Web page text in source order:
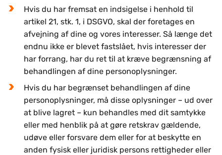
Hvis du har fremsat en indsigelse i henhold til
artikel 21, stk. 1, i DSGVO, skal der foretages en
afvejning af dine og vores interesser. Så længe det
endnu ikke er blevet fastslået, hvis interesser der
har forrang, har du ret til at kræve begrænsning af
behandlingen af dine personoplysninger.
Hvis du har begrænset behandlingen af dine
personoplysninger, må disse oplysninger – ud over
at blive lagret – kun behandles med dit samtykke
eller med henblik på at gøre retskrav gældende,
udøve eller forsvare dem eller for at beskytte en
anden fysisk eller juridisk persons rettigheder eller